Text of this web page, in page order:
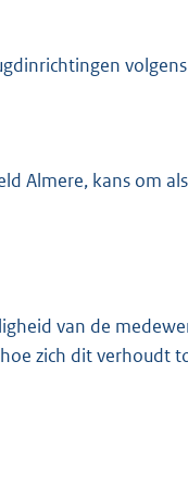
Almere, kans om
van de
zich dit verhoudt